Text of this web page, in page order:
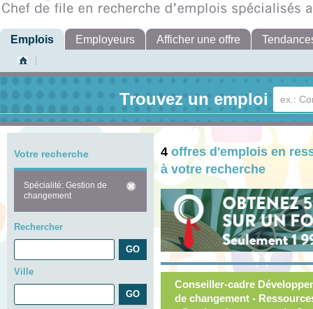
Emplois Employeurs Afficher une offre
Trouvez un emploi
Votre recherche
Spécialité: Gestion de
changement
Rechercher
Ville
4 offres d'emplois en
à votre recherche
Conseiller-cadre
de changement -